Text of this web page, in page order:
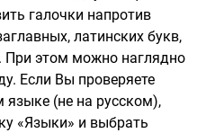
галочки напротив
латинских букв,
При этом можно наглядно
Если Вы проверяете
языке (не на русском),
«Языки» и выбрать